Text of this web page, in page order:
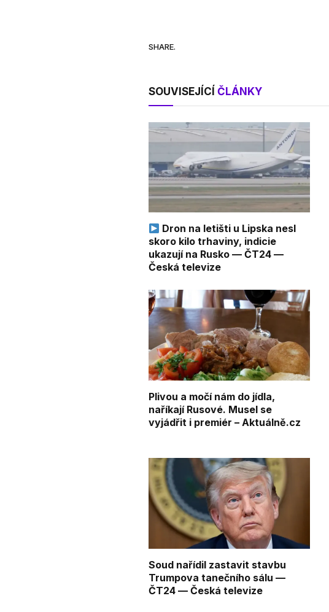
SHARE.
SOUVISEJÍCÍČLÁNKY
Dron na letišti u Lipska nesl
skoro kilo trhaviny, indicie
ukazují na Rusko — ČT24 —
Česká televize
Plivou a močí nám do jídla,
naříkají Rusové. Musel se
vyjádřit i premiér – Aktuálně.cz
Soud nařídil zastavit stavbu
Trumpova tanečního sálu —
ČT24 — Česká televize